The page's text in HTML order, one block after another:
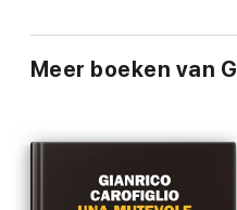
rimpianto, sulle inattese
felicità.
Meer boeken van